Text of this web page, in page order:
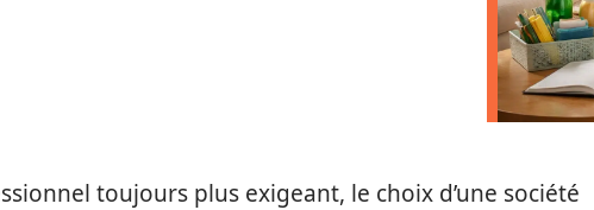
toujours plus exigeant, le choix d’une société